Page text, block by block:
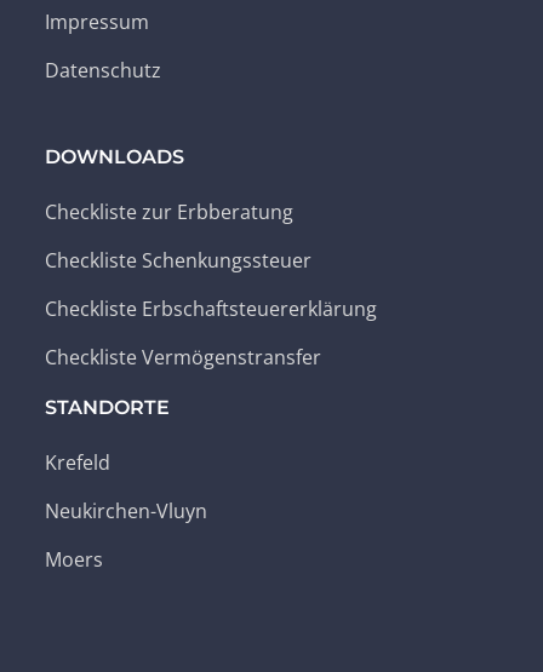
Impressum
Datenschutz
DOWNLOADS
Checkliste zur Erbberatung
Checkliste Schenkungssteuer
Checkliste Erbschaftsteuererklärung
Checkliste Vermögenstransfer
STANDORTE
Krefeld
Neukirchen-Vluyn
Moers